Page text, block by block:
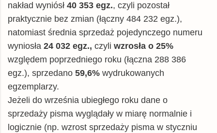
nakład wyniósł 40 353 egz., czyli pozostał
praktycznie bez zmian (łączny 484 232 egz.),
natomiast średnia sprzedaż pojedynczego numeru
wyniosła 24 032 egz., czyli wzrosła o 25%
względem poprzedniego roku (łączna 288 386
egz.), sprzedano 59,6% wydrukowanych
egzemplarzy.
Jeżeli do września ubiegłego roku dane o
sprzedaży pisma wyglądały w miarę normalnie i
logicznie (np. wzrost sprzedaży pisma w styczniu